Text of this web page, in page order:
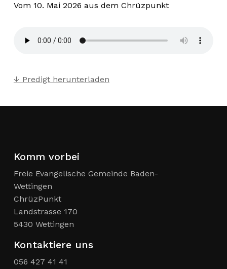
Vom 10. Mai 2026 aus dem Chrüzpunkt
↓ Predigt herunterladen
Komm vorbei
Freie Evangelische Gemeinde Baden-
Wettingen
ChrüzPunkt
Landstrasse 170
5430 Wettingen
Kontaktiere uns
056 427 41 41